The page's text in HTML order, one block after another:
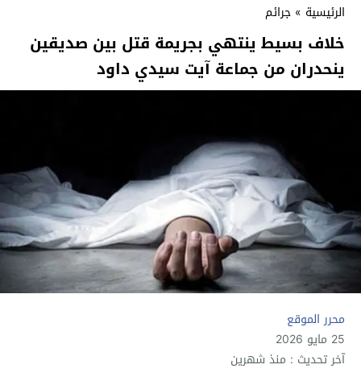
الرئيسية » جرائم
خلاف بسيط ينتهي بجريمة قتل بين صديقين
ينحدران من جماعة آيت سيدي داود
محرر الموقع
25 مايو 2026
آخر تحديث : منذ شهرين